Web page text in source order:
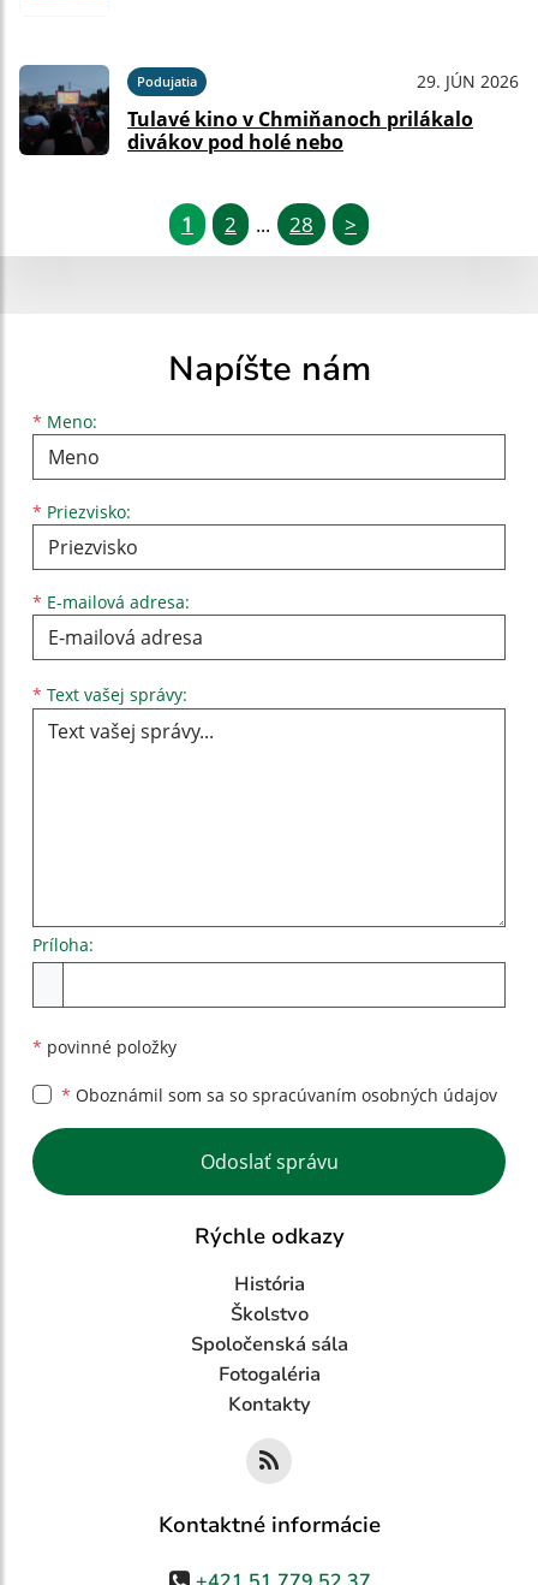
Podujatia 29. JÚN 2026
Tulavé kino v Chmiňanoch prilákalo
divákov pod holé nebo
1 2 ... 28 >
Napíšte nám
* Meno:
Meno
* Priezvisko:
Priezvisko
* E-mailová adresa:
E-mailová adresa
* Text vašej správy:
Príloha:
* povinné položky
* Oboznámil som sa so spracúvaním osobných údajov
Google reCaptcha Response
Odoslať správu
Rýchle odkazy
História
Školstvo
Spoločenská sála
Fotogaléria
Kontakty
Kontaktné informácie